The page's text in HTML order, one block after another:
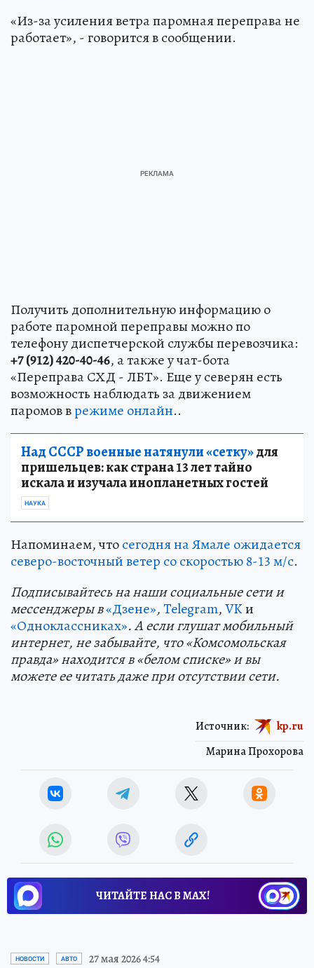
«Из-за усиления ветра паромная переправа не
работает», - говорится в сообщении.
Получить дополнительную информацию о
работе паромной переправы можно по
телефону диспетчерской службы перевозчика:
+7 (912) 420-40-46, а также у чат-бота
«Переправа СХД - ЛБТ». Еще у северян есть
возможность наблюдать за движением
паромов врежиме онлайн..
Над СССР военные натянули «сетку»для
пришельцев: как страна 13 лет тайно
искала и изучала инопланетных гостей
НАУКА
Напоминаем, чтосегодня на Ямале ожидается
северо-восточный ветер со скоростью 8-13 м/с.
Подписывайтесь на наши социальные сети и
мессенджеры в«Дзене»,Telegram,VKи
«Одноклассниках». А если глушат мобильный
интернет, не забывайте, что «Комсомольская
правда» находится в «белом списке» и вы
можете ее читать даже при отсутствии сети.
Марина Прохорова
Источник: kp.ru
ЧИТАЙТЕ НАС В МАХ!
НОВОСТИ АВТО 27 мая 2026 4:54